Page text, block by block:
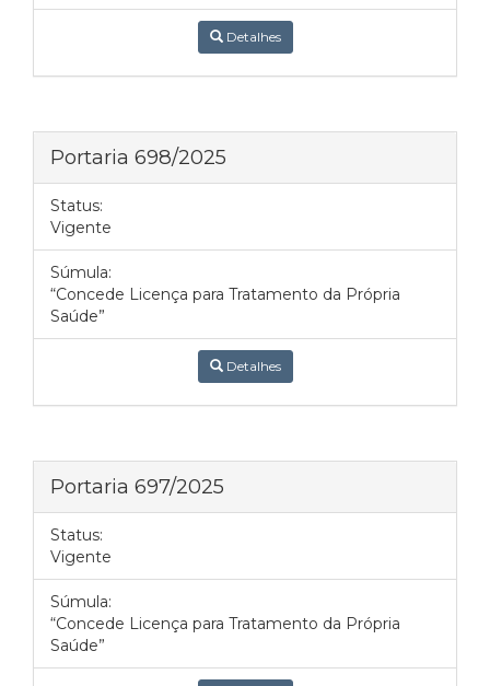
Detalhes
Portaria 698/2025
Status:
Vigente
Súmula:
“Concede Licença para Tratamento da Própria
Saúde”
Detalhes
Portaria 697/2025
Status:
Vigente
Súmula:
“Concede Licença para Tratamento da Própria
Saúde”